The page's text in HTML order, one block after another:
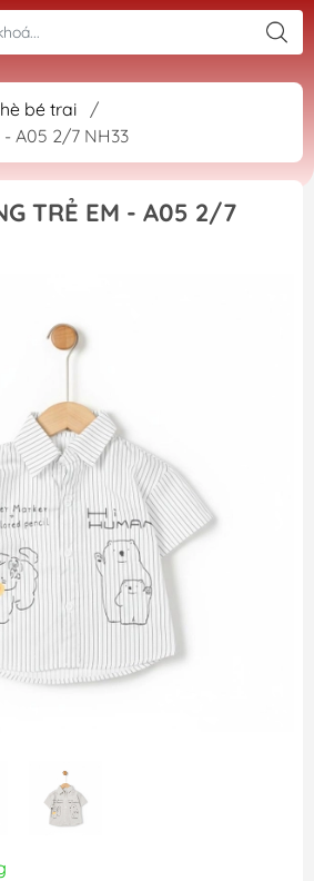
bé trai
/
A05 2/7 NH33
TRẺ EM - A05 2/7